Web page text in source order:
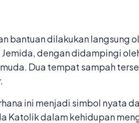
bantuan dilakukan langsung
Jemida, dengan didampingi
Dua tempat sampah
ini menjadi simbol nyata
Katolik dalam kehidupan